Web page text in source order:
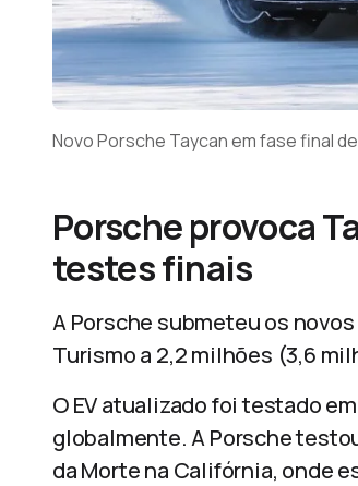
Novo Porsche Taycan em fase final
Porsche provoca
testes finais
A Porsche submeteu os
Turismo a 2,2 milhões (3,6
O EV atualizado foi testado
globalmente. A Porsche
da Morte na Califórnia, onde